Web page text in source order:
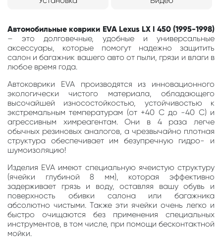
Автомобильные коврики EVA Lexus LX I 450 (1995-1998)
– это долговечные, удобные и универсальные
аксессуары, которые помогут надежно защитить
салон и багажник вашего авто от пыли, грязи и влаги в
любое время года.
Автоковрики EVA производятся из инновационного
экологически чистого материала, обладающего
высочайшей износостойкостью, устойчивостью к
экстремальным температурам (от +40 С до -40 С) и
агрессивным химреагентам. Они в 4 раза легче
обычных резиновых аналогов, а чрезвычайно плотная
структура обеспечивает им безупречную гидро- и
шумоизоляцию!
Изделия EVA имеют специальную ячеистую структуру
(ячейки глубиной 8 мм), которая эффективно
задерживает грязь и воду, оставляя вашу обувь и
поверхность обивки салона или багажника
абсолютно чистыми. Также эти ячейки очень легко и
быстро очищаются без применения специальных
инструментов, в том числе, при помощи бесконтактной
мойки.